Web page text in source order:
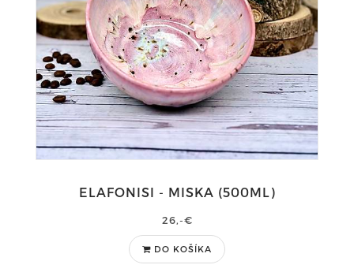
ELAFONISI - MISKA (500ML)
26,-€
DO KOŠÍKA